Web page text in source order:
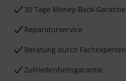
30 Tage Money-Back-Garantie
Reparaturservice
Beratung durch Fachexperten
Zufriedenheitsgarantie